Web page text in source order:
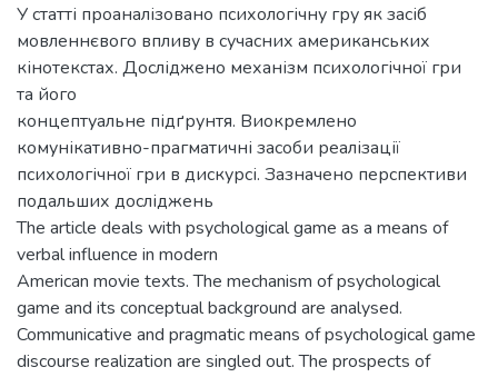
У статті проаналізовано психологічну гру як засіб
мовленнєвого впливу в сучасних американських
кінотекстах. Досліджено механізм психологічної гри
та його
концептуальне підґрунтя. Виокремлено
комунікативно-прагматичні засоби реалізації
психологічної гри в дискурсі. Зазначено перспективи
подальших досліджень
The article deals with psychological game as a means of
verbal influence in modern
American movie texts. The mechanism of psychological
game and its conceptual background are analysed.
Communicative and pragmatic means of psychological game
discourse realization are singled out. The prospects of